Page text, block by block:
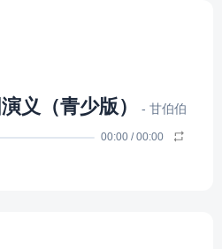
义（青少版） - 甘伯伯
00:00 /00:00